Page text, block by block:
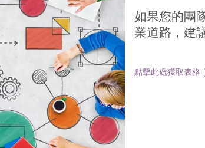
如果您的團
業道路，建
點擊此處獲取表格